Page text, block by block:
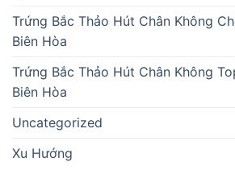
Trứng Bắc Thảo Hút Chân Không
Biên Hòa
Trứng Bắc Thảo Hút Chân Không
Biên Hòa
Uncategorized
Xu Hướng